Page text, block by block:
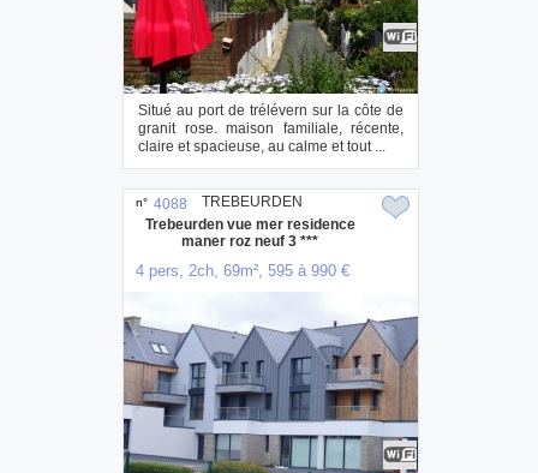
Situé au port de trélévern sur la côte de
granit rose. maison familiale, récente,
claire et spacieuse, au calme et tout ...
n° 4088
Trebeurden vue mer residence
maner roz neuf 3 ***
4 pers, 2ch, 69m², 595 à 990 €
TREBEURDEN